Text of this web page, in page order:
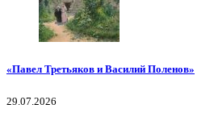
«Павел Третьяков и Василий Поленов»
29.07.2026